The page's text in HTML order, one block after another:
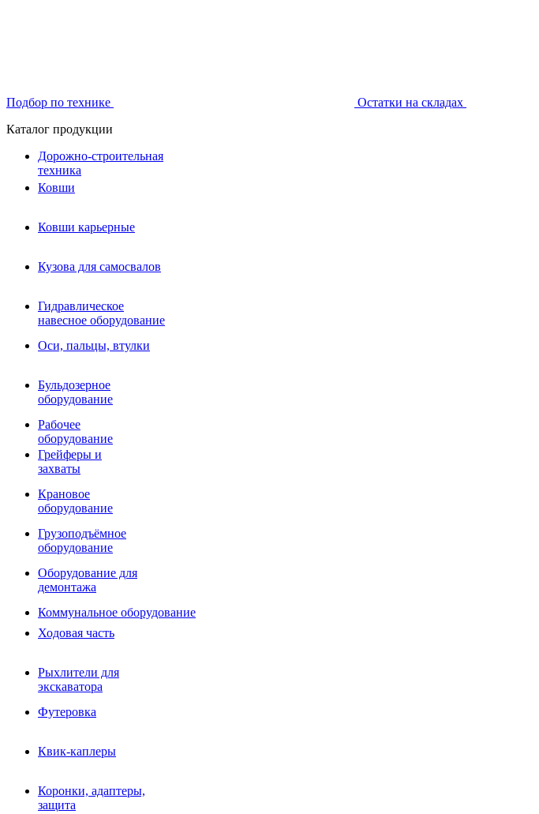
Гидравлическое навесное
оборудование
Гидробуры и шнеки
Вибротрамбовки
Навесные дорожные фрезы
Виброрипперы
Ковши дробильные щековые
Ковши дробильные роторные
Сортировочные ковши барабанные
Сортировочные ковши вальцовые
Фрезы роторные
Фрезы дисковые
Траншеекопатели
Просеивающие ковши для фронтальных погрузчиков
Распределители асфальта
Переходные плиты
Гидроразводка
РВД
Сваерезки
Как выбрать гидромолот
Подбор по технике
Остатки на складах
Каталог продукции
Дорожно-строительная
техника
Ковши
Ковши карьерные
Кузова для самосвалов
Гидравлическое
навесное оборудование
Оси, пальцы, втулки
Бульдозерное
оборудование
Рабочее
оборудование
Грейферы и
захваты
Крановое
оборудование
Грузоподъёмное
оборудование
Оборудование для
демонтажа
Коммунальное оборудование
Ходовая часть
Рыхлители для
экскаватора
Футеровка
Квик-каплеры
Коронки, адаптеры,
защита